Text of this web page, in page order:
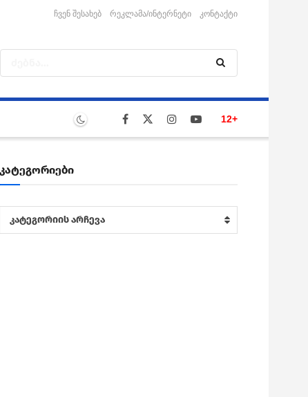
ჩვენ შესახებ რეკლამა/ინტერნეტი კონტაქტი
12+
კატეგორიები
კატეგორიები
კატეგორიის არჩევა